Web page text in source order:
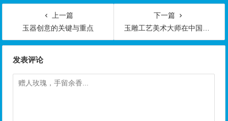
上一篇
玉器创意的关键与重点
下一篇
玉雕工艺美术大师在中国玉雕文化传承中的地位和作用
发表评论